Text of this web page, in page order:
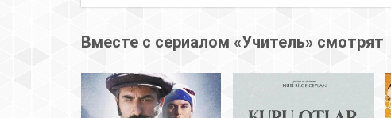
Вместе с сериалом «Учитель» смотрят